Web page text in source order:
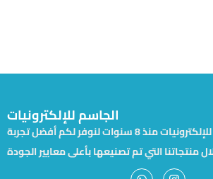
الجاسم للإلكترونيات
تأسس الجاسم للإلكترونيات منذ 8 سنوات لنوفر لكم أفضل تجربة
منتجاتنا التي تم تصنيعها بأعلى معايير الجودة